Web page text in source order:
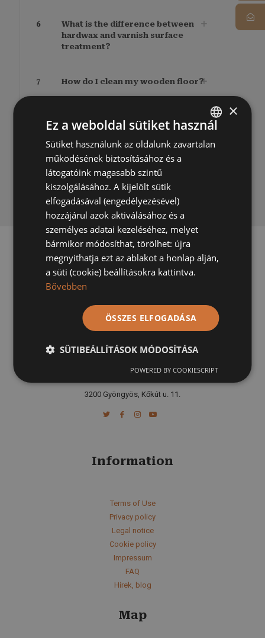
6
What is the difference between
hardwax and varnish surface
treatment?
7 How do I clean my wooden floor?
Is there a warranty for the products?
surface treatment?
Is wooden parquet suitable for
underfloor heating?
Mátraparkett is now one of Hungary's well-known and
recognized parquet manufacturers.
Phone: Show
Show
3200 Gyöngyös, Kőkút u. 11.
Information
Terms of Use
Privacy policy
Legal notice
Cookie policy
Impressum
FAQ
Hírek, blog
Map
HUNGARIAN
×
Ez a weboldal sütiket használ
Sütiket használunk az oldalunk zavartalan
működésének biztosításához és a
látogatóink magasabb szintű
kiszolgálásához. A kijelölt sütik
elfogadásával (engedélyezésével)
hozzájárul azok aktiválásához és a
személyes adatai kezeléséhez, melyet
bármikor módosíthat, törölhet: újra
megnyithatja ezt az ablakot a honlap alján,
a süti (cookie) beállításokra kattintva.
Bővebben
ÖSSZES ELFOGADÁSA
SÜTIBEÁLLÍTÁSOK MÓDOSÍTÁSA
POWERED BY COOKIESCRIPT